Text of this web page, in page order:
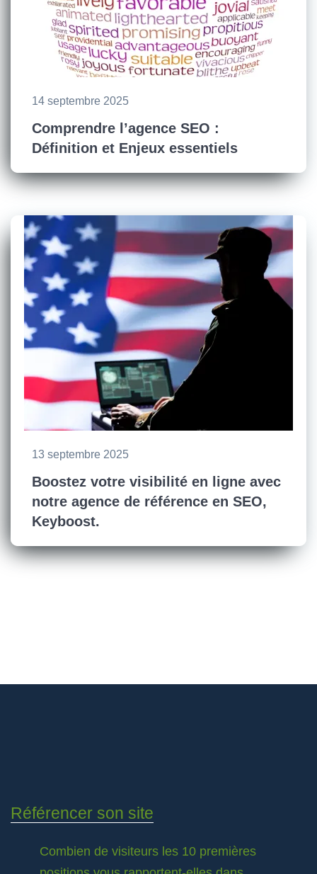
14 septembre 2025
Comprendre l’agence SEO :
Définition et Enjeux essentiels
13 septembre 2025
Boostez votre visibilité en ligne avec
notre agence de référence en SEO,
Keyboost.
Référencer son site
Combien de visiteurs les 10 premières